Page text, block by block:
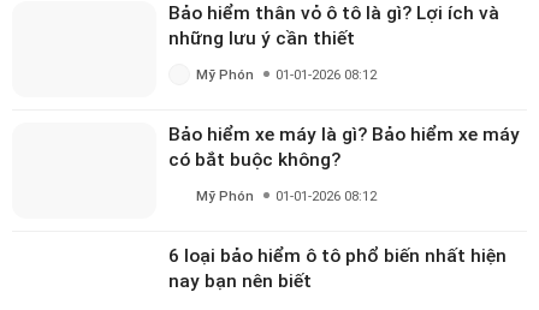
Bảo hiểm thân vỏ ô tô là gì? Lợi ích và
những lưu ý cần thiết
Mỹ Phón 01-01-2026 08:12
Bảo hiểm xe máy là gì? Bảo hiểm xe máy
có bắt buộc không?
Mỹ Phón 01-01-2026 08:12
6 loại bảo hiểm ô tô phổ biến nhất hiện
nay bạn nên biết